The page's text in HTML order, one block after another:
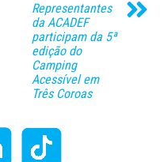
Representantes
da ACADEF
participam da 5ª
edição do
Camping
Acessível em
Três Coroas